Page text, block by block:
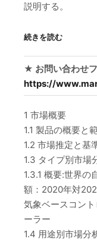
説明する。
続きを読む
★ お問い合わせ
https://
1 市場概要
1.1 製品の概要と
1.2 市場推定と基
1.3 タイプ別市場
1.3.1 概要:世界の
額：2020年対
気象ベースコン
ーラー
1.4 用途別市場分